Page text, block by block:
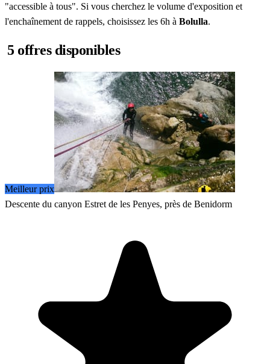
"accessible à tous". Si vous cherchez le volume d'exposition et
l'enchaînement de rappels, choisissez les 6h à Bolulla.
5 offres disponibles
Meilleur prix
Descente du canyon Estret de les Penyes, près de Benidorm